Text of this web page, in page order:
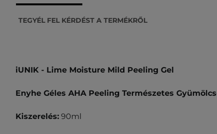
TEGYÉL FEL KÉRDÉST A TERMÉKRŐL
iUNIK - Lime Moisture Mild Peeling Gel
Enyhe Géles AHA Peeling Természetes
Kiszerelés: 90ml